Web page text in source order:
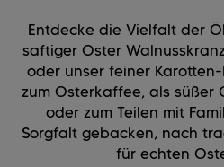
Entdecke die Vielfalt der
saftiger Oster
oder unser feiner
zum Osterkaffee, als süßer
oder zum Teilen mit
Sorgfalt gebacken, nach
für echten